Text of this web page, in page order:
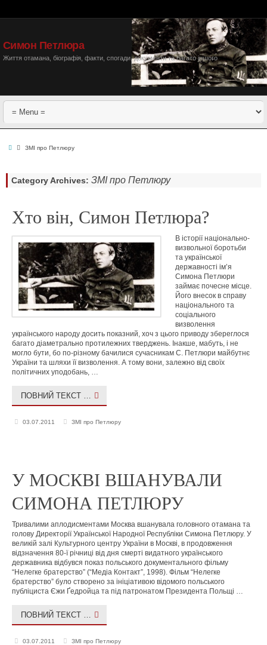
Симон Петлюра
Життя отамана, біографія, факти, спогади, документи та багато іншого
ЗМІ про Петлюру
Category Archives: ЗМІ про Петлюру
Хто він, Симон Петлюра?
В історії національно-
визвольної боротьби
та української
державності ім’я
Симона Петлюри
займає почесне місце.
Його внесок в справу
національного та
соціального
визволення
українського народу досить показний, хоч з цього приводу збереглося
багато діаметрально протилежних тверджень. Інакше, мабуть, і не
могло бути, бо по-різному бачилися сучасникам С. Петлюри майбутнє
України та шляхи її визволення. А тому вони, залежно від своїх
політичних уподобань, …
ПОВНИЙ ТЕКСТ …
03.07.2011 ЗМІ про Петлюру
У МОСКВІ ВШАНУВАЛИ
СИМОНА ПЕТЛЮРУ
Тривалими аплодисментами Москва вшанувала головного отамана та
голову Директорії Української Народної Республіки Симона Петлюру. У
великій залі Культурного центру України в Москві, в продовження
відзначення 80-ї річниці від дня смерті видатного українського
державника відбувся показ польського документального фільму
“Нелегке братерство” (“Медіа Контакт”, 1998). Фільм “Нелегке
братерство” було створено за ініціативою відомого польського
публіциста Єжи Ґедройца та під патронатом Президента Польщі …
ПОВНИЙ ТЕКСТ …
03.07.2011 ЗМІ про Петлюру